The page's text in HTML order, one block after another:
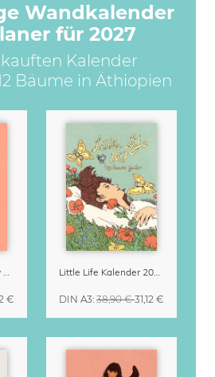
Wandkalender
für 2027
Kalender
Bäume in Äthiopien
Strong Women Grow & Bloom Kalender 2027
€
Little Life Kalender 2027 von Simone Goder
DIN A3: 38,90 €31,12 €